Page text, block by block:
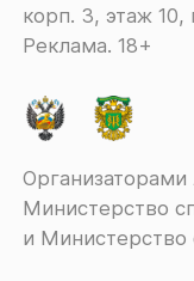
корп. 3, этаж 10,
Реклама. 18+
Организаторами
Министерство
и Министерство